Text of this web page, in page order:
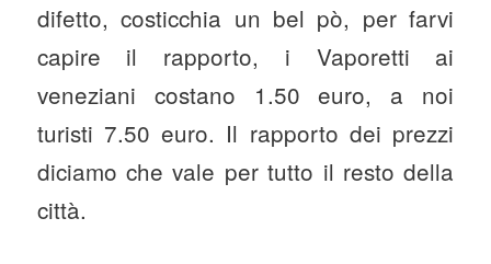
difetto, costicchia un bel pò, per farvi
capire il rapporto, i Vaporetti ai
veneziani costano 1.50 euro, a noi
turisti 7.50 euro. Il rapporto dei prezzi
diciamo che vale per tutto il resto della
città.